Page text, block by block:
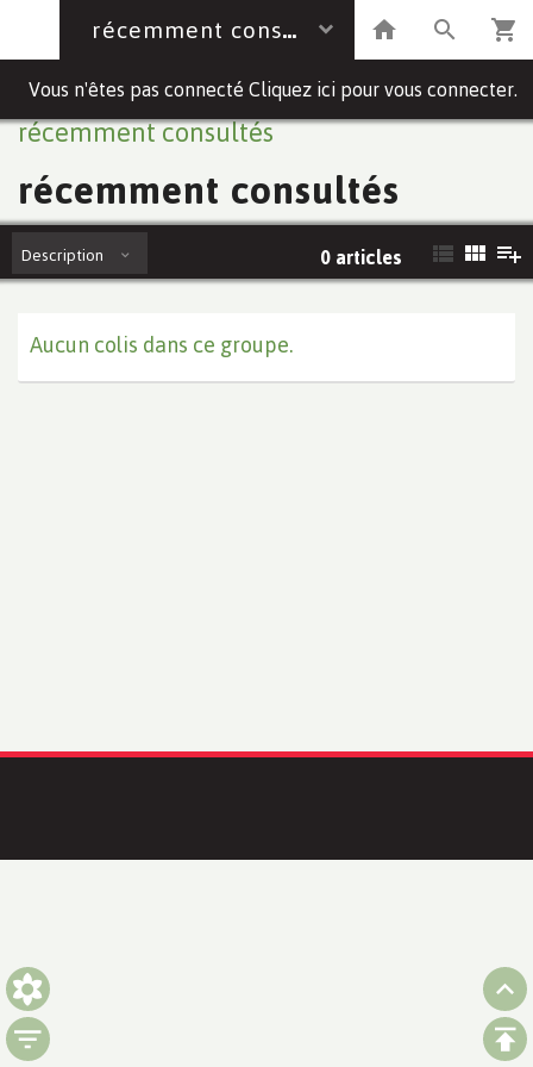
récemment consultés
Vous n'êtes pas connecté Cliquez ici pour vous connecter.
récemment consultés
récemment consultés
Description 0 articles
Aucun colis dans ce groupe.